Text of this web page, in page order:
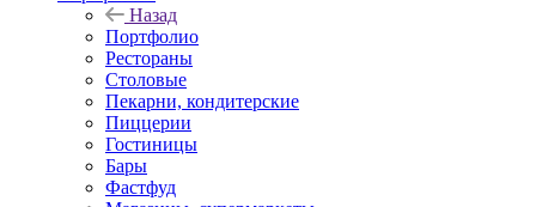
Назад
Портфолио
Рестораны
Столовые
Пекарни, кондитерские
Пиццерии
Гостиницы
Бары
Фастфуд